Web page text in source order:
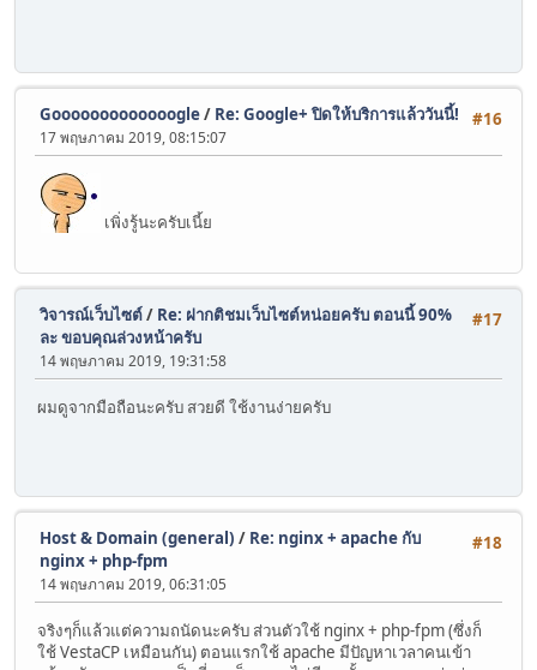
#16
Gooooooooooooogle/ Re: Google+ ปิดให้บริการแล้ววันนี้!
17 พฤษภาคม 2019, 08:15:07
เพิ่งรู้นะครับเนี้ย
#17
วิจารณ์เว็บไซต์/ Re: ฝากติชมเว็บไซต์หน่อยครับ ตอนนี้ 90%
ละ ขอบคุณล่วงหน้าครับ
14 พฤษภาคม 2019, 19:31:58
ผมดูจากมือถือนะครับ​ สวยดี ใช้งานง่ายครับ
#18
Host & Domain (general) / Re: nginx + apache กับ
nginx + php-fpm
14 พฤษภาคม 2019, 06:31:05
จริงๆก็แล้วแต่ความถนัดนะครับ ส่วนตัวใช้ nginx + php-fpm (ซึ่งก็
ใช้ VestaCP เหมือนกัน) ตอนแรกใช้ apache มีปัญหาเวลาคนเข้า